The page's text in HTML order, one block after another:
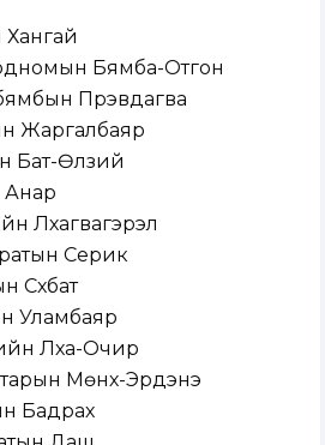
Хангай
Бямба-Отгон
Пүрэвдагва
Жаргалбаяр
Бат-Өлзий
Анар
Лхагвагэрэл
Серик
Сүхбат
Уламбаяр
Лха-Очир
Мөнх-Эрдэнэ
Бадрах